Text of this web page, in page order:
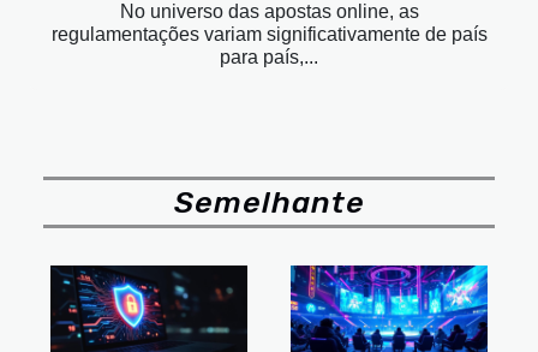
No universo das apostas online, as
regulamentações variam significativamente de país
para país,...
Semelhante